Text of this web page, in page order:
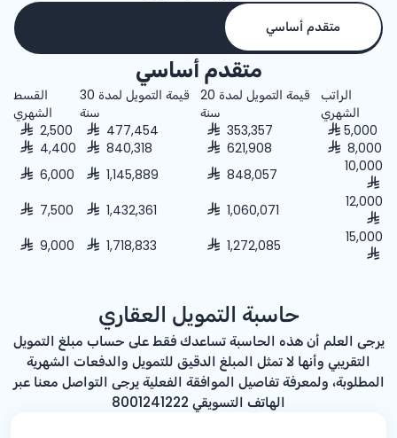
متقدم أساسي
متقدم أساسي
الراتب
الشهري
قيمة التمويل لمدة 20
سنة
قيمة التمويل لمدة 30
سنة
القسط
الشهري
5,000
353,357
477,454
2,500
8,000
621,908
840,318
4,400
10,000
848,057
1,145,889
6,000
12,000
1,060,071
1,432,361
7,500
15,000
1,272,085
1,718,833
9,000
حاسبة التمويل العقاري
يرجى العلم أن هذه الحاسبة تساعدك فقط على حساب مبلغ التمويل
التقريبي وأنها لا تمثل المبلغ الدقيق للتمويل والدفعات الشهرية
المطلوبة، ولمعرفة تفاصيل الموافقة الفعلية يرجى التواصل معنا عبر
الهاتف التسويقي 8001241222